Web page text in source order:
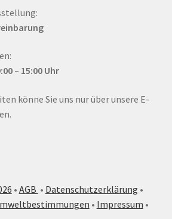
– 15:00Uhr
könne Sie uns nur über unsere E-
• AGB • Datenschutzerklärung •
• Impressum •